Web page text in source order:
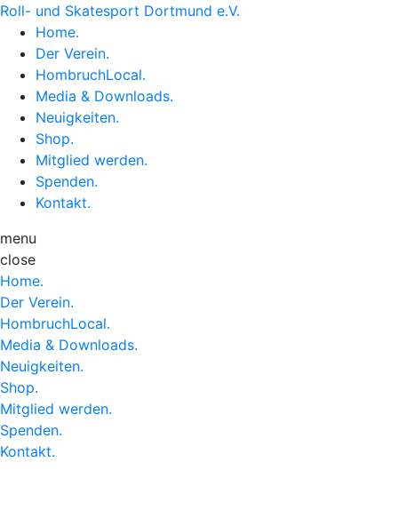
Roll- und Skatesport Dortmund e.V.
Home.
Der Verein.
HombruchLocal.
Media & Downloads.
Neuigkeiten.
Shop.
Mitglied werden.
Spenden.
Kontakt.
menu
close
Home.
Der Verein.
HombruchLocal.
Media & Downloads.
Neuigkeiten.
Shop.
Mitglied werden.
Spenden.
Kontakt.